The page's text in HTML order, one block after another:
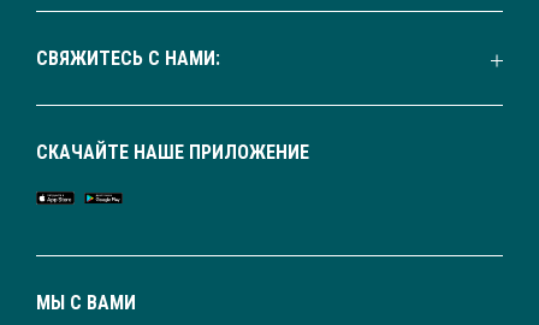
СВЯЖИТЕСЬ С НАМИ:
МЫ С ВАМИ
СКАЧАЙТЕ НАШЕ ПРИЛОЖЕНИЕ